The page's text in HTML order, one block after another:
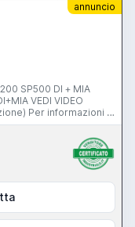
annuncio
VIDEO
e